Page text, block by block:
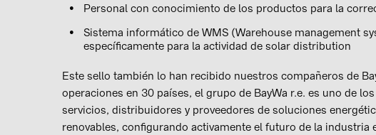
Personal con conocimiento de los productos para la
Sistema informático de WMS (Warehouse management
específicamente para la actividad de solar distribution
Este sello también lo han recibido nuestros compañeros de
operaciones en 30 países, el grupo de BayWa r.e. es uno de
servicios, distribuidores y proveedores de soluciones
renovables, configurando activamente el futuro de la industria